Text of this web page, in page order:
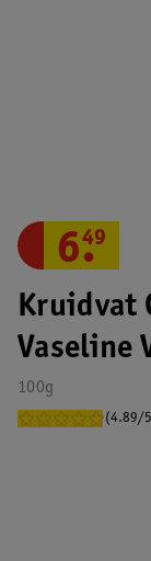
Kruidvat
Vaseline
100g
(4.89/
6.
49